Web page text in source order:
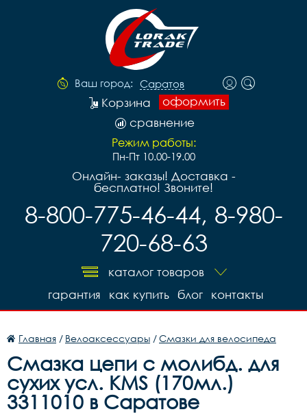
Ваш город: Саратов
оформить
Корзина
сравнение
Режим работы:
Пн-Пт 10.00-19.00
Онлайн- заказы! Доставка -
бесплатно! Звоните!
8-800-775-46-44, 8-980-
720-68-63
каталог товаров
контакты
блог
как купить
гарантия
Главная / Велоаксессуары /Смазки для велосипеда
Смазка цепи с молибд. для
сухих усл. KMS (170мл.)
3311010 в Саратове